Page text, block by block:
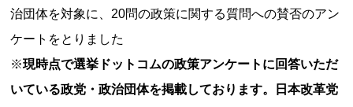
治団体を対象に、20問の政策に関する質問への賛否のアン
ケートをとりました
※現時点で選挙ドットコムの政策アンケートに回答いただ
いている政党・政治団体を掲載しております。日本改革党